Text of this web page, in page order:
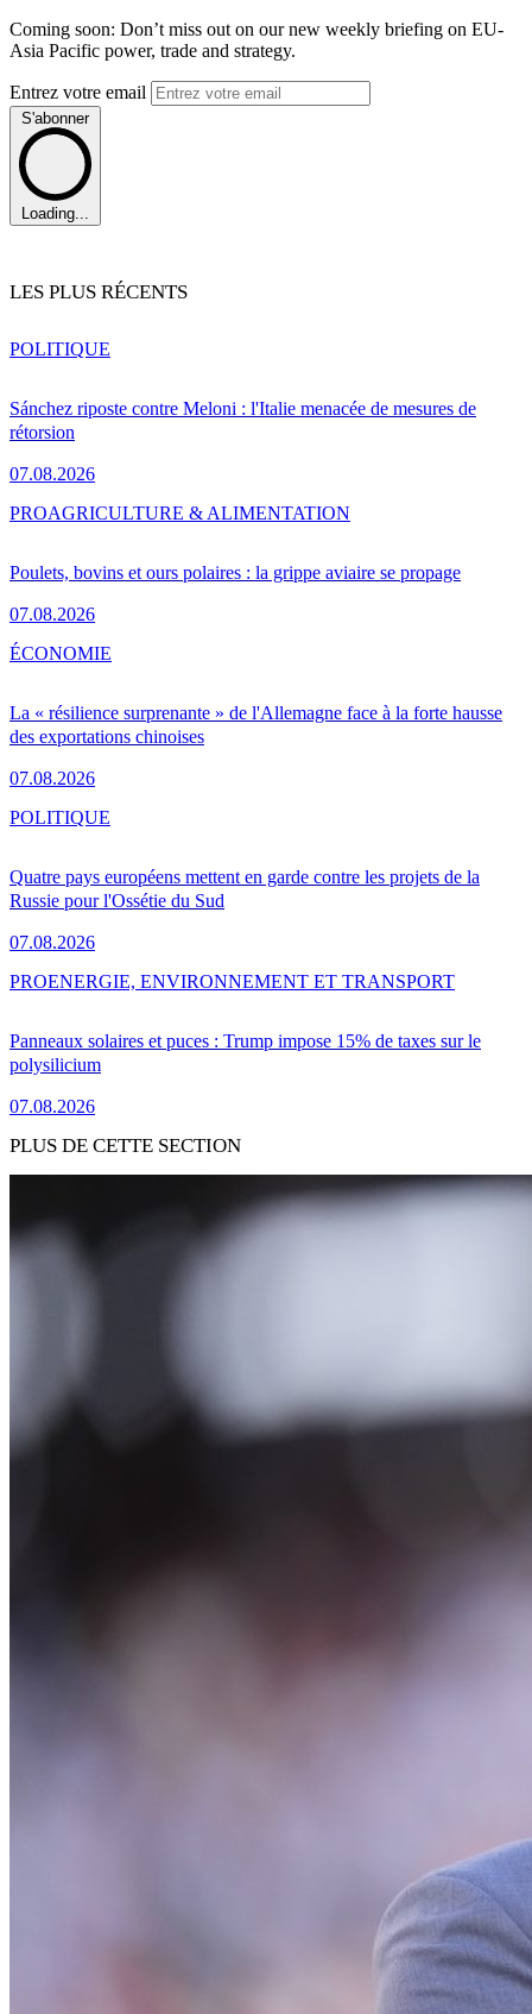
Coming soon: Don’t miss out on our new weekly briefing on EU-
Asia Pacific power, trade and strategy.
Entrez votre email
S'abonner
Loading...
LES PLUS RÉCENTS
Sánchez riposte contre Meloni : l'Italie menacée de mesures de
rétorsion
07.08.2026
POLITIQUE
Poulets, bovins et ours polaires : la grippe aviaire se propage
07.08.2026
PROAGRICULTURE & ALIMENTATION
La « résilience surprenante » de l'Allemagne face à la forte hausse
des exportations chinoises
07.08.2026
ÉCONOMIE
Quatre pays européens mettent en garde contre les projets de la
Russie pour l'Ossétie du Sud
07.08.2026
POLITIQUE
Panneaux solaires et puces : Trump impose 15% de taxes sur le
polysilicium
07.08.2026
PROENERGIE, ENVIRONNEMENT ET TRANSPORT
PLUS DE CETTE SECTION